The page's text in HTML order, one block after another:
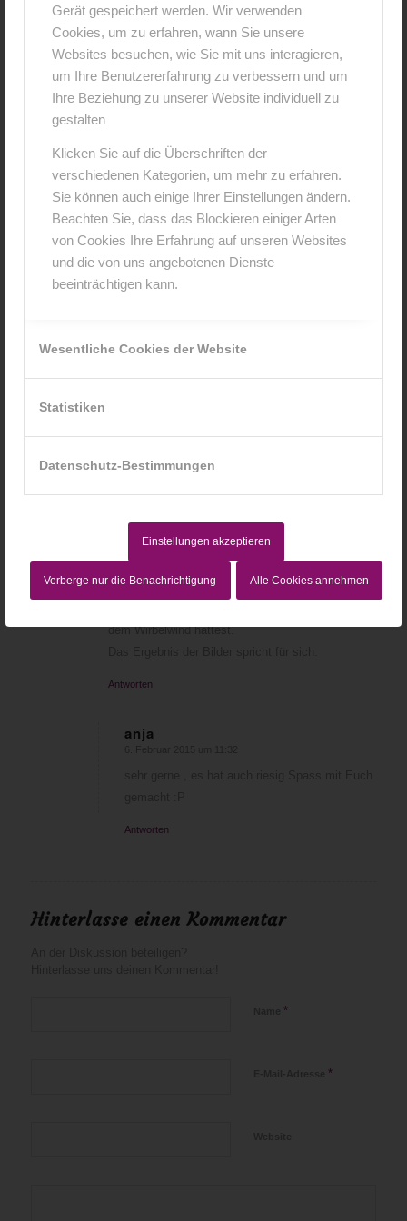
Gerät gespeichert werden. Wir verwenden
Cookies, um zu erfahren, wann Sie unsere
Websites besuchen, wie Sie mit uns interagieren,
um Ihre Benutzererfahrung zu verbessern und um
Ihre Beziehung zu unserer Website individuell zu
gestalten
Klicken Sie auf die Überschriften der
verschiedenen Kategorien, um mehr zu erfahren.
Sie können auch einige Ihrer Einstellungen ändern.
Beachten Sie, dass das Blockieren einiger Arten
von Cookies Ihre Erfahrung auf unseren Websites
und die von uns angebotenen Dienste
beeinträchtigen kann.
Wesentliche Cookies der Website
Statistiken
Datenschutz-Bestimmungen
Einstellungen akzeptieren
Verberge nur die Benachrichtigung Alle Cookies annehmen
5. Februar 2015 / 2 Kommentare / von
2
sagte:
5. Februar 2015 um 18:35
Vielen vielen Dank liebe Anja!!!! Es war ein super
dem Wirbelwind hattest.
Antworten
anja
Antworten
Hinterlasse einen Kommentar
*
*